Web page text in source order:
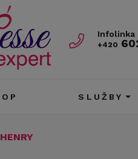
Infolinka
+420
SLUŽBY